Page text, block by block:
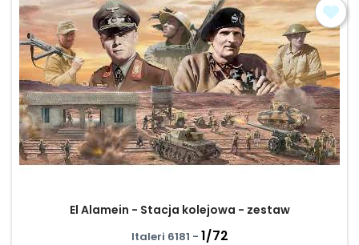
El Alamein - Stacja kolejowa - zestaw
Italeri 6181 - 1/72